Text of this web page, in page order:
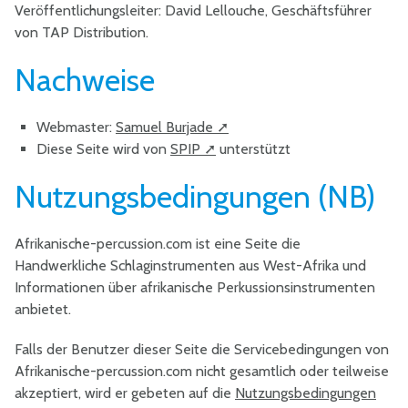
Veröffentlichungsleiter: David Lellouche, Geschäftsführer
von TAP Distribution.
Nachweise
Webmaster: Samuel Burjade
Diese Seite wird von SPIP unterstützt
Nutzungsbedingungen (NB)
Afrikanische-percussion.com ist eine Seite die
Handwerkliche Schlaginstrumenten aus West-Afrika und
Informationen über afrikanische Perkussionsinstrumenten
anbietet.
Falls der Benutzer dieser Seite die Servicebedingungen von
Afrikanische-percussion.com nicht gesamtlich oder teilweise
akzeptiert, wird er gebeten auf die Nutzungsbedingungen